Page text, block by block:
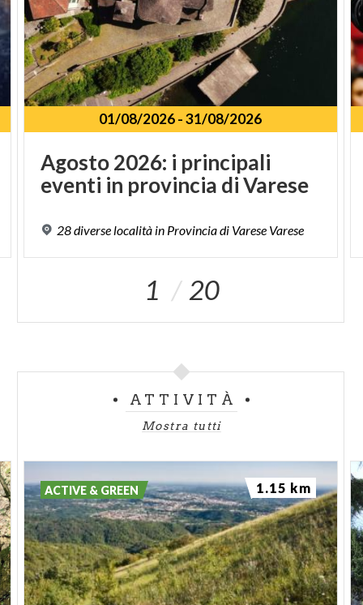
01/08/2026-31/08/2026
Agosto2026: i principali
eventi in provincia diVarese
28diverse località in Provinciadi Varese Varese
1 20
ATTIVITÀ
Mostra tutti
ACTIVE & GREEN 1.15 km